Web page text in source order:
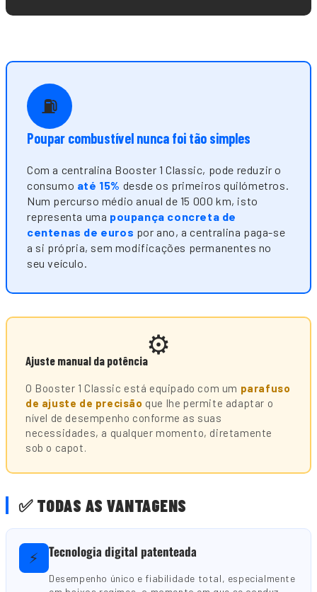
⛽
Poupar combustível nunca foi tão simples
Com a centralina Booster 1 Classic, pode reduzir o
consumo até 15% desde os primeiros quilómetros.
Num percurso médio anual de 15 000 km, isto
representa uma poupança concreta de
centenas de euros por ano, a centralina paga-se
a si própria, sem modificações permanentes no
seu veículo.
⚙️
Ajuste manual da potência
O Booster 1 Classic está equipado com um parafuso
de ajuste de precisão que lhe permite adaptar o
nível de desempenho conforme as suas
necessidades, a qualquer momento, diretamente
sob o capot.
✅ TODAS AS VANTAGENS
⚡ Tecnologia digital patenteada
Desempenho único e fiabilidade total, especialmente